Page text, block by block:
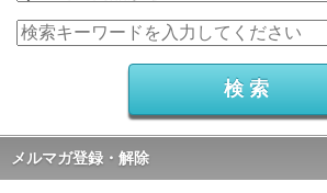
メルマガ登録・解除